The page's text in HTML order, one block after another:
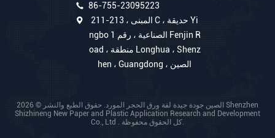
86-755-23095223
211-213 ، المبنى C ، حديقة Yi
ngbo الصناعية ، رقم 1 Fenjin R
oad ، منطقة Longhua ، Shenz
hen ، Guangdong ، الصين
الصين جودة جيدة لفة ورق الحجر المورد. حقوق الطبع والنشر © 2026 Shenzhen
Shizhineng New Paper and Plastic Application Research and Development
Co., Ltd . كل الحقوق محفوظة.